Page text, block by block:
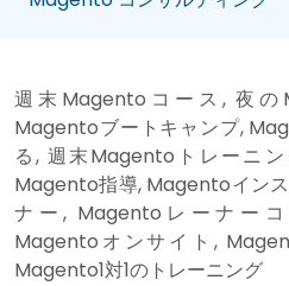
週末Magentoコース, 夜
Magentoブートキャンプ,
る, 週末Magentoトレーニ
Magento指導, Magentoイン
ナー, Magentoレーナー
Magentoオンサイト,
Magento1対1のトレーニング